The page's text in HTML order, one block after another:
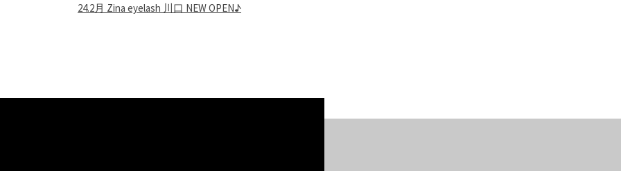
24.2月 Zina eyelash 川口 NEW OPEN♪